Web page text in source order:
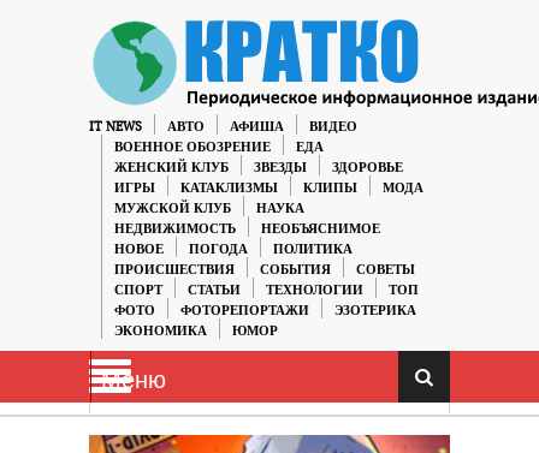
IT NEWS АВТО АФИША
ВИДЕО
ВОЕННОЕ ОБОЗРЕНИЕ
ЕДА
ЖЕНСКИЙ КЛУБ
ЗВЕЗДЫ
ЗДОРОВЬЕ
ИГРЫ
КАТАКЛИЗМЫ КЛИПЫ
МОДА
МУЖСКОЙ КЛУБ
НАУКА
НЕДВИЖИМОСТЬ
НЕОБЪЯСНИМОЕ
НОВОЕ
ПОГОДА
ПОЛИТИКА
ПРОИСШЕСТВИЯ
СОБЫТИЯ
СОВЕТЫ
СПОРТ
СТАТЬИ ТЕХНОЛОГИИ
ТОП
ФОТО
ФОТОРЕПОРТАЖИ
ЭЗОТЕРИКА
ЭКОНОМИКА
ЮМОР
Меню